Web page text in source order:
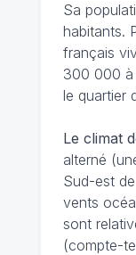
Sa
habitants.
français
300 000 à
le quartier
Le climat
alterné
Sud-est
vents
sont
(compte-